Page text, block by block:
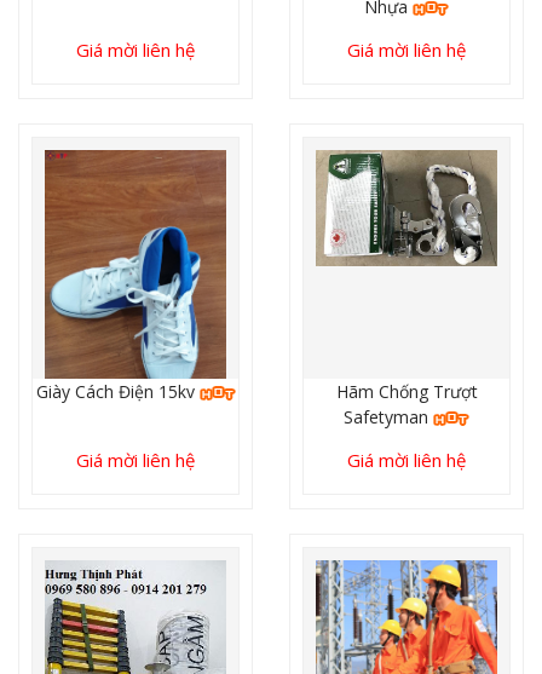
Giá mời liên hệ
Nhựa
Giá mời liên hệ
Giày Cách Điện 15kv
Giá mời liên hệ
Hãm Chống Trượt
Safetyman
Giá mời liên hệ